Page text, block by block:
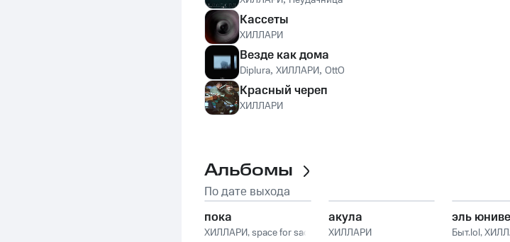
Кассеты
ХИЛЛАРИ
Везде как дома
Diplura, ХИЛЛАРИ, OttO
Красный череп
ХИЛЛАРИ
Альбомы
По дате выхода
пока
ХИЛЛАРИ,space for sad
акула
ХИЛЛАРИ
эль
Быт.lol,